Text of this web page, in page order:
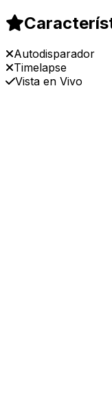
Autodisparador
Timelapse
Vista en Vivo